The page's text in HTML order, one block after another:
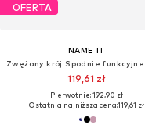
OFERTA
NAME IT
119,61 zł
Pierwotnie: 192,90 zł
Ostatnia najniższa cena:119,61 zł